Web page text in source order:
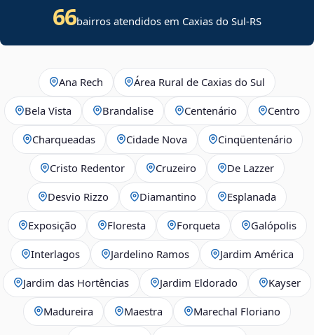
66bairros atendidos em Caxias do Sul-RS
Ana Rech Área Rural de Caxias do Sul
Bela Vista Brandalise Centenário Centro
Charqueadas Cidade Nova Cinqüentenário
Cristo Redentor Cruzeiro De Lazzer
Desvio Rizzo Diamantino Esplanada
Exposição Floresta Forqueta Galópolis
Interlagos Jardelino Ramos Jardim América
Jardim das Hortências Jardim Eldorado Kayser
Madureira Maestra Marechal Floriano